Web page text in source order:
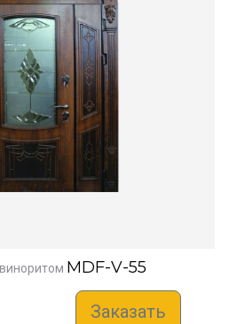
MDF-V-55
Заказать